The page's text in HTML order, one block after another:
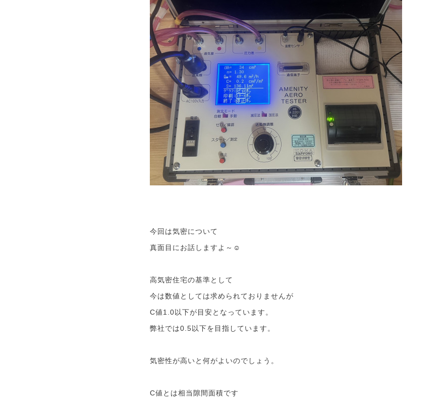
今回は気密について
真面目にお話しますよ～☺
高気密住宅の基準として
今は数値としては求められておりませんが
C値1.0以下が目安となっています。
弊社では0.5以下を目指しています。
気密性が高いと何がよいのでしょう。
C値とは相当隙間面積です